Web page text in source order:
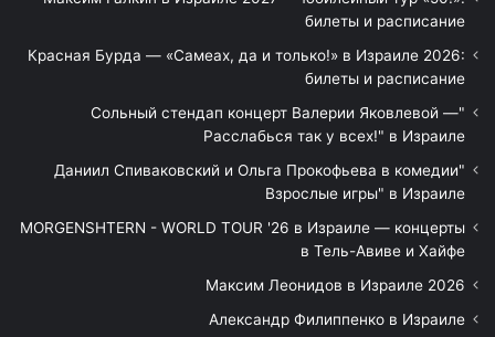
билеты и расписание
Красная Бурда — «Самеах, да и только!» в Израиле 2026:
билеты и расписание
"Сольный стендап концерт Валерии Яковлевой —
Расслабься так у всех!" в Израиле
"Даниил Спиваковский и Ольга Прокофьева в комедии
Взрослые игры" в Израиле
MORGENSHTERN - WORLD TOUR '26 в Израиле — концерты
в Тель-Авиве и Хайфе
Максим Леонидов в Израиле 2026
Александр Филиппенко в Израиле